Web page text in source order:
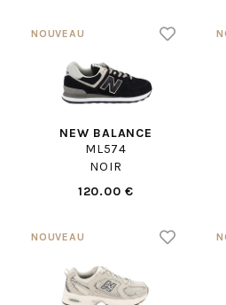
NEW BALANCE
ML574
NOIR
120.00 €